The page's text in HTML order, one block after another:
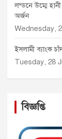
লন্ডনে উম্মে
অর্জন
Wednesday,
ইসলামী ব্যাংক
Tuesday, 28
বিজ্ঞপ্তি